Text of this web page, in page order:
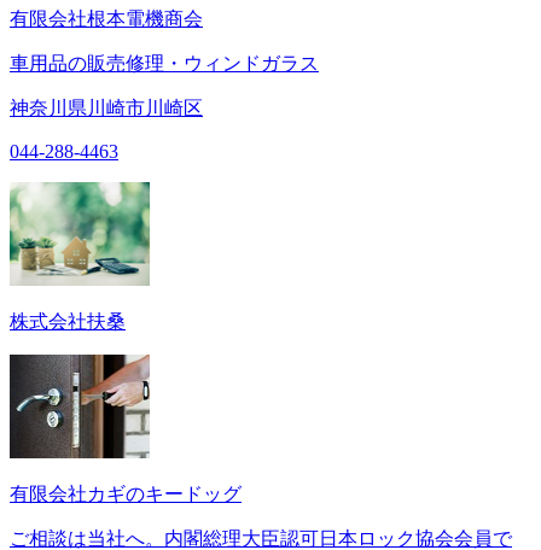
有限会社根本電機商会
車用品の販売修理・ウィンドガラス
神奈川県川崎市川崎区
044-288-4463
株式会社扶桑
有限会社カギのキードッグ
ご相談は当社へ。内閣総理大臣認可日本ロック協会会員で